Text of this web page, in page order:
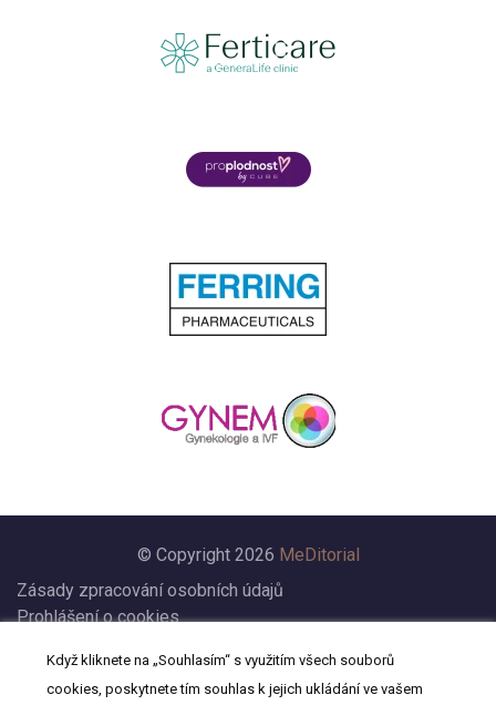
© Copyright 2026 MeDitorial
Zásady zpracování osobních údajů
Prohlášení o cookies
Prohlášení
Kontakt
Když kliknete na „Souhlasím“ s využitím všech souborů
cookies, poskytnete tím souhlas k jejich ukládání ve vašem